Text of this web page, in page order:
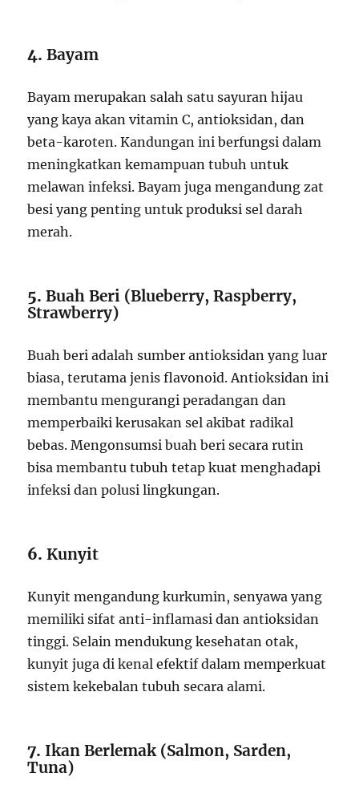
4.Bayam
Bayam merupakan salah satu sayuran hijau
yang kaya akan vitamin C, antioksidan, dan
beta-karoten. Kandungan ini berfungsi dalam
meningkatkan kemampuan tubuh untuk
melawan infeksi. Bayam juga mengandung zat
besi yang penting untuk produksi sel darah
merah.
5.Buah Beri (Blueberry, Raspberry,
Strawberry)
Buah beri adalah sumber antioksidan yang luar
biasa, terutama jenis flavonoid. Antioksidan ini
membantu mengurangi peradangan dan
memperbaiki kerusakan sel akibat radikal
bebas. Mengonsumsi buah beri secara rutin
bisa membantu tubuh tetap kuat menghadapi
infeksi dan polusi lingkungan.
6.Kunyit
Kunyit mengandung kurkumin, senyawa yang
memiliki sifat anti-inflamasi dan antioksidan
tinggi. Selain mendukung kesehatan otak,
kunyit juga di kenal efektif dalam memperkuat
sistem kekebalan tubuh secara alami.
7.Ikan Berlemak (Salmon, Sarden,
Tuna)